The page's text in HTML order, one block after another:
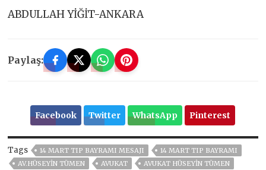
ABDULLAH YİĞİT-ANKARA
Paylaş:
Facebook Twitter WhatsApp Pinterest
Tags 14 MART TIP BAYRAMI MESAJI
14 MART TIP BAYRAMI
AV.HÜSEYIN TÜMEN
AVUKAT
AVUKAT HÜSEYIN TÜMEN